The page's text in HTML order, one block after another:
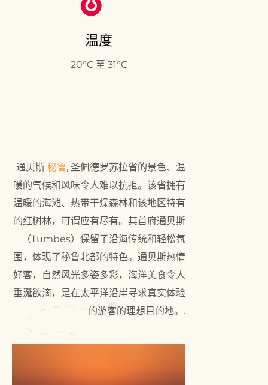
通贝斯 秘鲁, 圣佩德罗苏拉省的景色、温
暖的气候和风味令人难以抗拒。该省拥有
温暖的海滩、热带干燥森林和该地区特有
的红树林，可谓应有尽有。其首府通贝斯
（Tumbes）保留了沿海传统和轻松氛
围，体现了秘鲁北部的特色。通贝斯热情
好客，自然风光多姿多彩，海洋美食令人
垂涎欲滴，是在太平洋沿岸寻求真实体验
的游客的理想目的地。.
温度
20°C 至 31°C